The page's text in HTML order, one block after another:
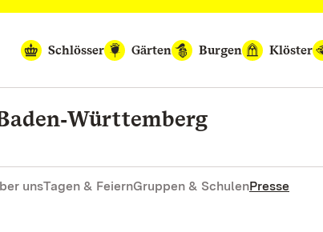
Schlösser
Gärten Burgen Klöster
unsTagen & FeiernGruppen & SchulenPresse